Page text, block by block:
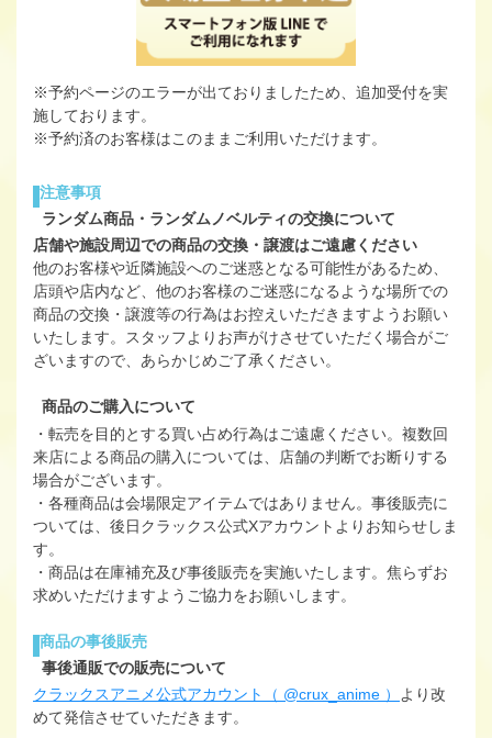
※予約ページのエラーが出ておりましたため、追加受付を実
施しております。
※予約済のお客様はこのままご利用いただけます。
注意事項
ランダム商品・ランダムノベルティの交換について
店舗や施設周辺での商品の交換・譲渡はご遠慮ください
他のお客様や近隣施設へのご迷惑となる可能性があるため、
店頭や店内など、他のお客様のご迷惑になるような場所での
商品の交換・譲渡等の行為はお控えいただきますようお願い
いたします。スタッフよりお声がけさせていただく場合がご
ざいますので、あらかじめご了承ください。
商品のご購入について
・転売を目的とする買い占め行為はご遠慮ください。複数回
来店による商品の購入については、店舗の判断でお断りする
場合がございます。
・各種商品は会場限定アイテムではありません。事後販売に
ついては、後日クラックス公式Xアカウントよりお知らせしま
す。
・商品は在庫補充及び事後販売を実施いたします。焦らずお
求めいただけますようご協力をお願いします。
商品の事後販売
事後通販での販売について
クラックスアニメ公式アカウント（ @crux_anime ）
より改
めて発信させていただきます。